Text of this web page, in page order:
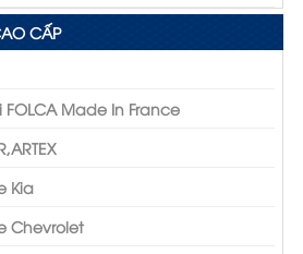
CẤP
FOLCA Made In France
Kia
Chevrolet